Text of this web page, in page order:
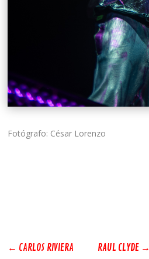
Fotógrafo: César Lorenzo
← CARLOS RIVIERA RAUL CLYDE→